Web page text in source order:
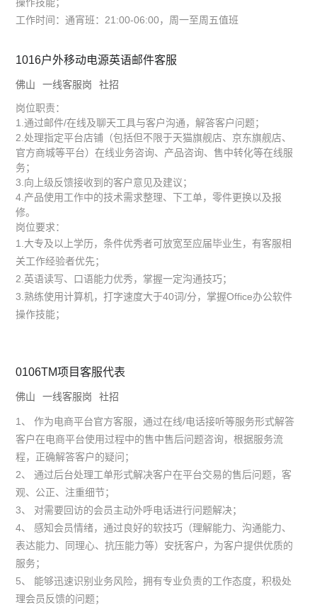
操作技能；
工作时间：通宵班：21:00-06:00，周一至周五值班
1016户外移动电源英语邮件客服
佛山 一线客服岗 社招
岗位职责：
1.通过邮件/在线及聊天工具与客户沟通，解答客户问题；
2.处理指定平台店铺（包括但不限于天猫旗舰店、京东旗舰店、
官方商城等平台）在线业务咨询、产品咨询、售中转化等在线服
务；
3.向上级反馈接收到的客户意见及建议；
4.产品使用工作中的技术需求整理、下工单，零件更换以及报
修。
岗位要求：
1.大专及以上学历，条件优秀者可放宽至应届毕业生，有客服相
关工作经验者优先；
2.英语读写、口语能力优秀，掌握一定沟通技巧；
3.熟练使用计算机，打字速度大于40词/分，掌握Office办公软件
操作技能；
0106TM项目客服代表
佛山 一线客服岗 社招
1、 作为电商平台官方客服，通过在线/电话接听等服务形式解答
客户在电商平台使用过程中的售中售后问题咨询，根据服务流
程，正确解答客户的疑问；
2、 通过后台处理工单形式解决客户在平台交易的售后问题，客
观、公正、注重细节；
3、 对需要回访的会员主动外呼电话进行问题解决；
4、 感知会员情绪，通过良好的软技巧（理解能力、沟通能力、
表达能力、同理心、抗压能力等）安抚客户，为客户提供优质的
服务；
5、 能够迅速识别业务风险，拥有专业负责的工作态度，积极处
理会员反馈的问题；